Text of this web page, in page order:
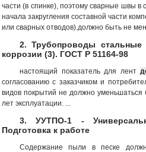
части (в спинке), поэтому сварные швы в
начала закругления составной части
или сварных отводов).должно быть не
2. Трубопроводы
коррозии (3). ГОСТ Р 51164-98
настоящий показатель для лент
согласованию с заказчиком и
видов покрытий не должно
лет эксплуатации. ...
3. УУТПО-1 -
Подготовка к работе
Содержание пыли в песке